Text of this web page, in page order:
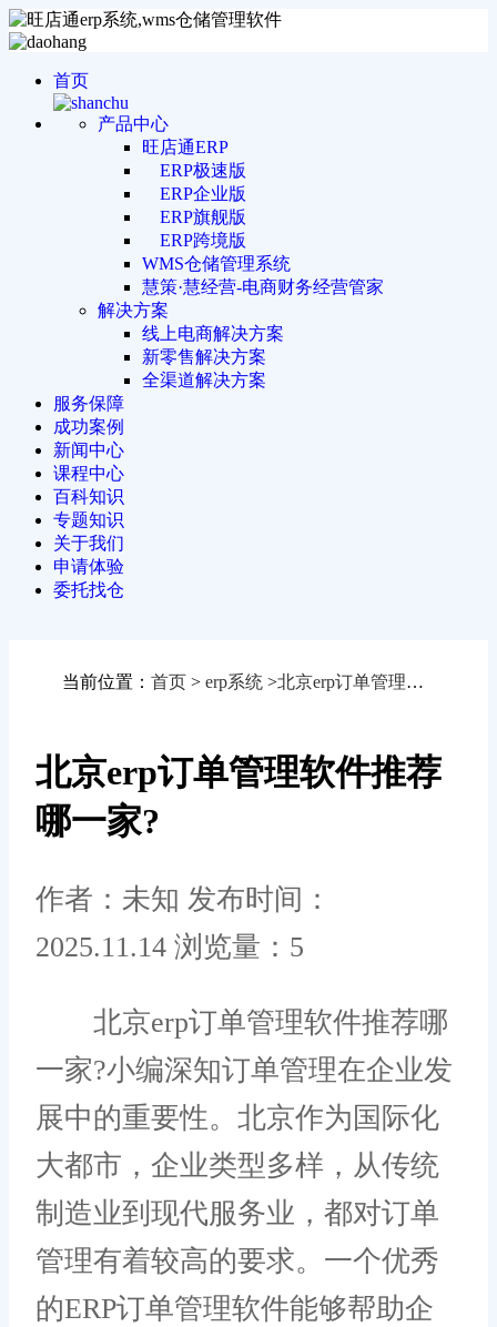
首页
产品中心
旺店通ERP
ERP极速版
ERP企业版
ERP旗舰版
ERP跨境版
WMS仓储管理系统
慧策·慧经营-电商财务经营管家
解决方案
线上电商解决方案
新零售解决方案
全渠道解决方案
服务保障
成功案例
新闻中心
课程中心
百科知识
专题知识
关于我们
申请体验
委托找仓
当前位置： 首页 > erp系统 >北京erp订单管理软件推荐哪一家?
北京erp订单管理软件推荐
哪一家?
作者：未知 发布时间：
2025.11.14 浏览量：5
北京erp订单管理软件推荐哪
一家?小编深知订单管理在企业发
展中的重要性。北京作为国际化
大都市，企业类型多样，从传统
制造业到现代服务业，都对订单
管理有着较高的要求。一个优秀
的ERP订单管理软件能够帮助企